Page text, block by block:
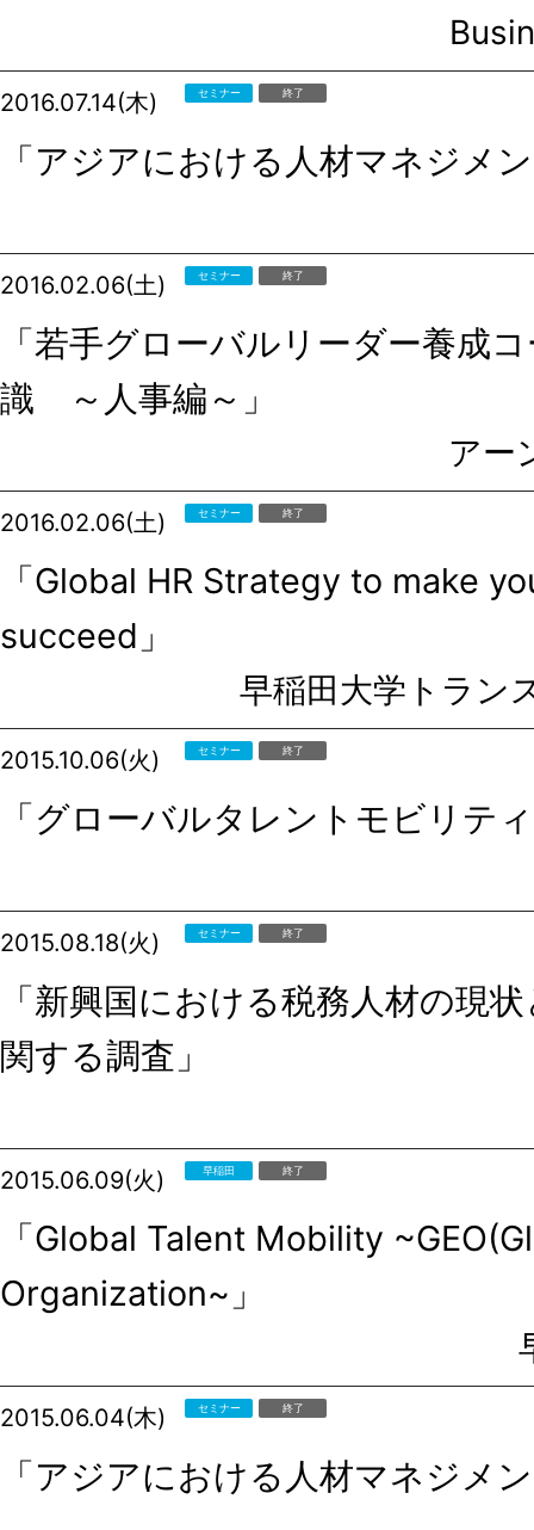
2016.07.14(木) セミナー 終了
「アジアにおける人材マネジメ
2016.02.06(土) セミナー 終了
「若手グローバルリーダー養成
識 ～人事編～」
アー
2016.02.06(土) セミナー 終了
「Global HR Strategy to make
succeed」
早稲田大学トラン
2015.10.06(火) セミナー 終了
「グローバルタレントモビリテ
2015.08.18(火) セミナー 終了
「新興国における税務人材の現
関する調査」
2015.06.09(火) 早稲田 終了
「Global Talent Mobility
Organization~」
2015.06.04(木) セミナー 終了
「アジアにおける人材マネジメ